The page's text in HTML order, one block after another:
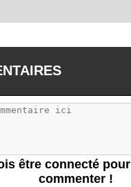
être connecté
commenter !